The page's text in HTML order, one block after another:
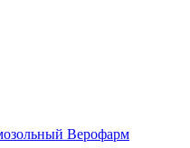
Верофарм